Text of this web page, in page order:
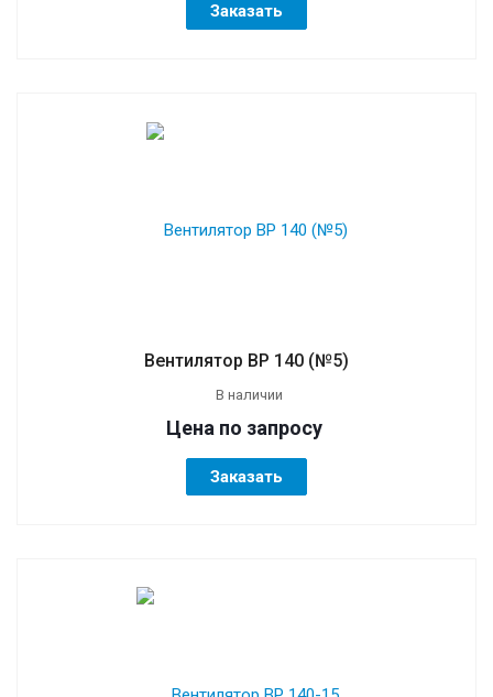
Заказать
Вентилятор ВР 140 (№5)
В наличии
Цена по запросу
Заказать